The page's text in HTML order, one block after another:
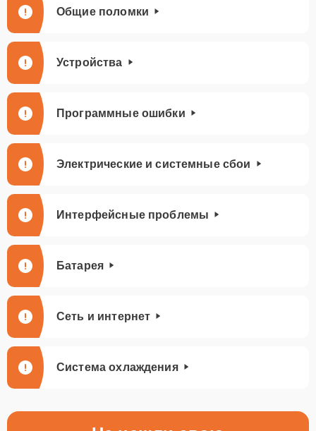
Общие поломки
Устройства
Программные ошибки
Электрические и системные сбои
Интерфейсные проблемы
Батарея
Сеть и интернет
Система охлаждения